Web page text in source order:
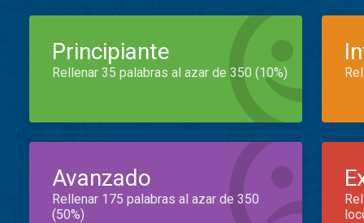
Principiante
Rellenar 35 palabras al azar de 350 (10%)
Avanzado
Rellenar 175 palabras al azar de 350
(50%)